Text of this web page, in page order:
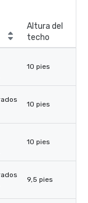
Altura del
techo
10 pies
10 pies
10 pies
9,5 pies